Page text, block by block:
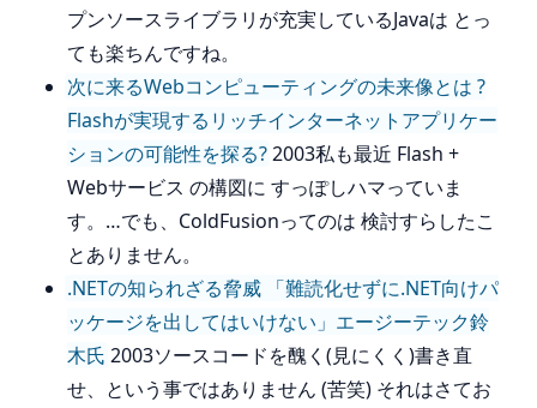
プンソースライブラリが充実しているJavaは とっ
ても楽ちんですね。
次に来るWebコンピューティングの未来像とは ?
Flashが実現するリッチインターネットアプリケー
ションの可能性を探る?2003私も最近 Flash +
Webサービス の構図に すっぽしハマっていま
す。…でも、ColdFusionってのは 検討すらしたこ
とありません。
.NETの知られざる脅威 「難読化せずに.NET向けパ
ッケージを出してはいけない」エージーテック鈴
木氏 2003ソースコードを醜く(見にくく)書き直
せ、という事ではありません (苦笑) それはさてお